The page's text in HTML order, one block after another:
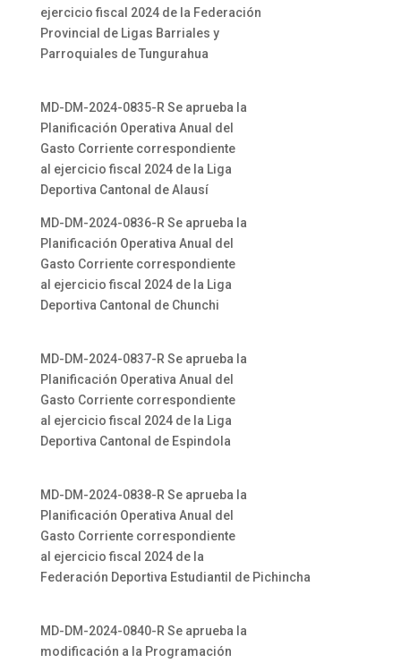
ejercicio fiscal 2024 de la Federación
Provincial de Ligas Barriales y
Parroquiales de Tungurahua
MD-DM-2024-0835-R Se aprueba la
Planificación Operativa Anual del
Gasto Corriente correspondiente
al ejercicio fiscal 2024 de la Liga
Deportiva Cantonal de Alausí
MD-DM-2024-0836-R Se aprueba la
Planificación Operativa Anual del
Gasto Corriente correspondiente
al ejercicio fiscal 2024 de la Liga
Deportiva Cantonal de Chunchi
MD-DM-2024-0837-R Se aprueba la
Planificación Operativa Anual del
Gasto Corriente correspondiente
al ejercicio fiscal 2024 de la Liga
Deportiva Cantonal de Espindola
MD-DM-2024-0838-R Se aprueba la
Planificación Operativa Anual del
Gasto Corriente correspondiente
al ejercicio fiscal 2024 de la
Federación Deportiva Estudiantil de Pichincha
MD-DM-2024-0840-R Se aprueba la
modificación a la Programación